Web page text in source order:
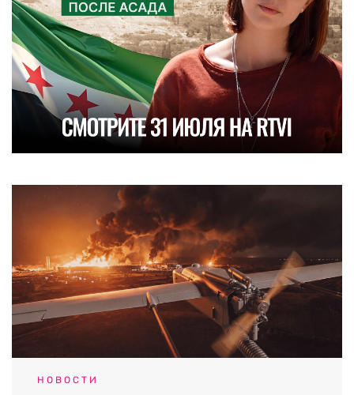
НОВОСТИ